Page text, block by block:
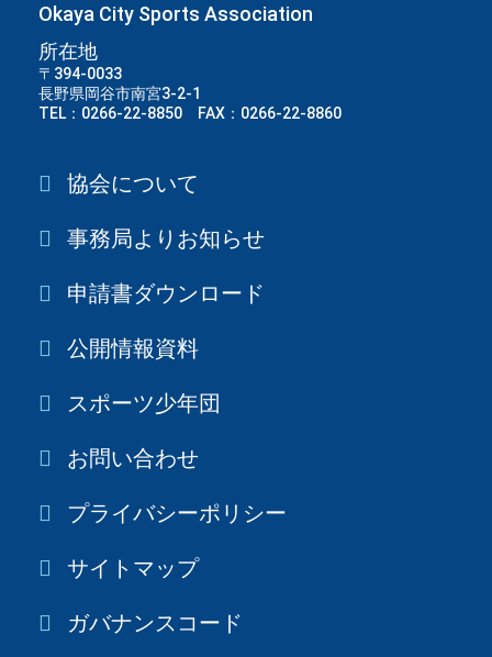
Okaya City Sports Association
所在地
〒394-0033
長野県岡谷市南宮3-2-1
TEL：0266-22-8850 FAX：0266-22-8860
協会について
事務局よりお知らせ
申請書ダウンロード
公開情報資料
スポーツ少年団
お問い合わせ
プライバシーポリシー
サイトマップ
ガバナンスコード